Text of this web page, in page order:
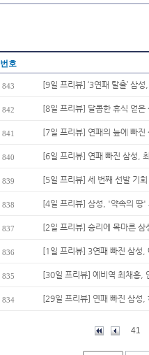
번호
843 [9일 프리뷰] ‘3연패 탈출’ 삼
842 [8일 프리뷰] 달콤한 휴식 얻
841 [7일 프리뷰] 연패의 늪에 빠
840 [6일 프리뷰] 연패 빠진 삼성,
839 [5일 프리뷰] 세 번째 선발 기
838 [4일 프리뷰] 삼성, '약속의 땅'
837 [2일 프리뷰] 승리에 목마른
836 [1일 프리뷰] 3연패 빠진 삼성,
835 [30일 프리뷰] 예비역 최채흥,
834 [29일 프리뷰] 연패 빠진 삼성,
41